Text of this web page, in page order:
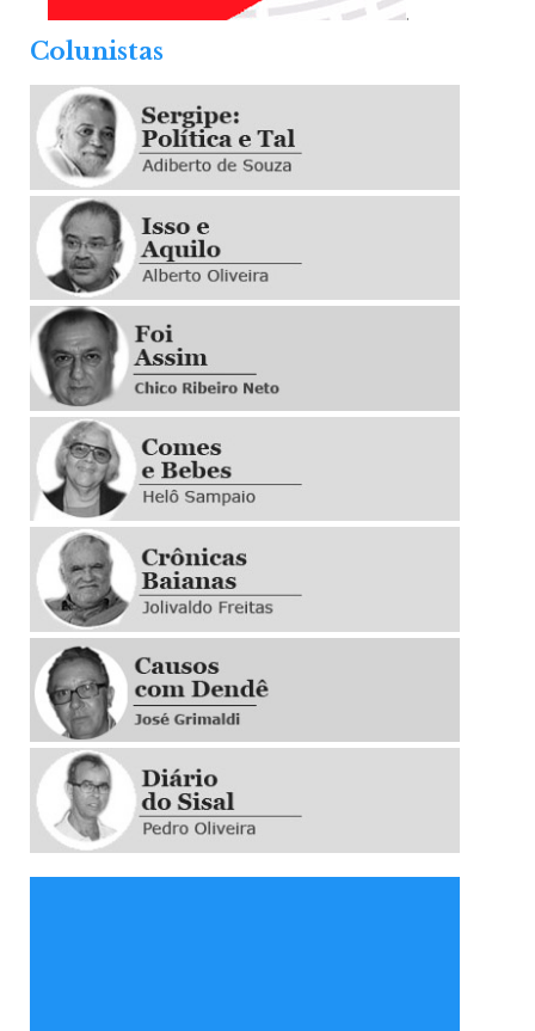
.
Colunistas